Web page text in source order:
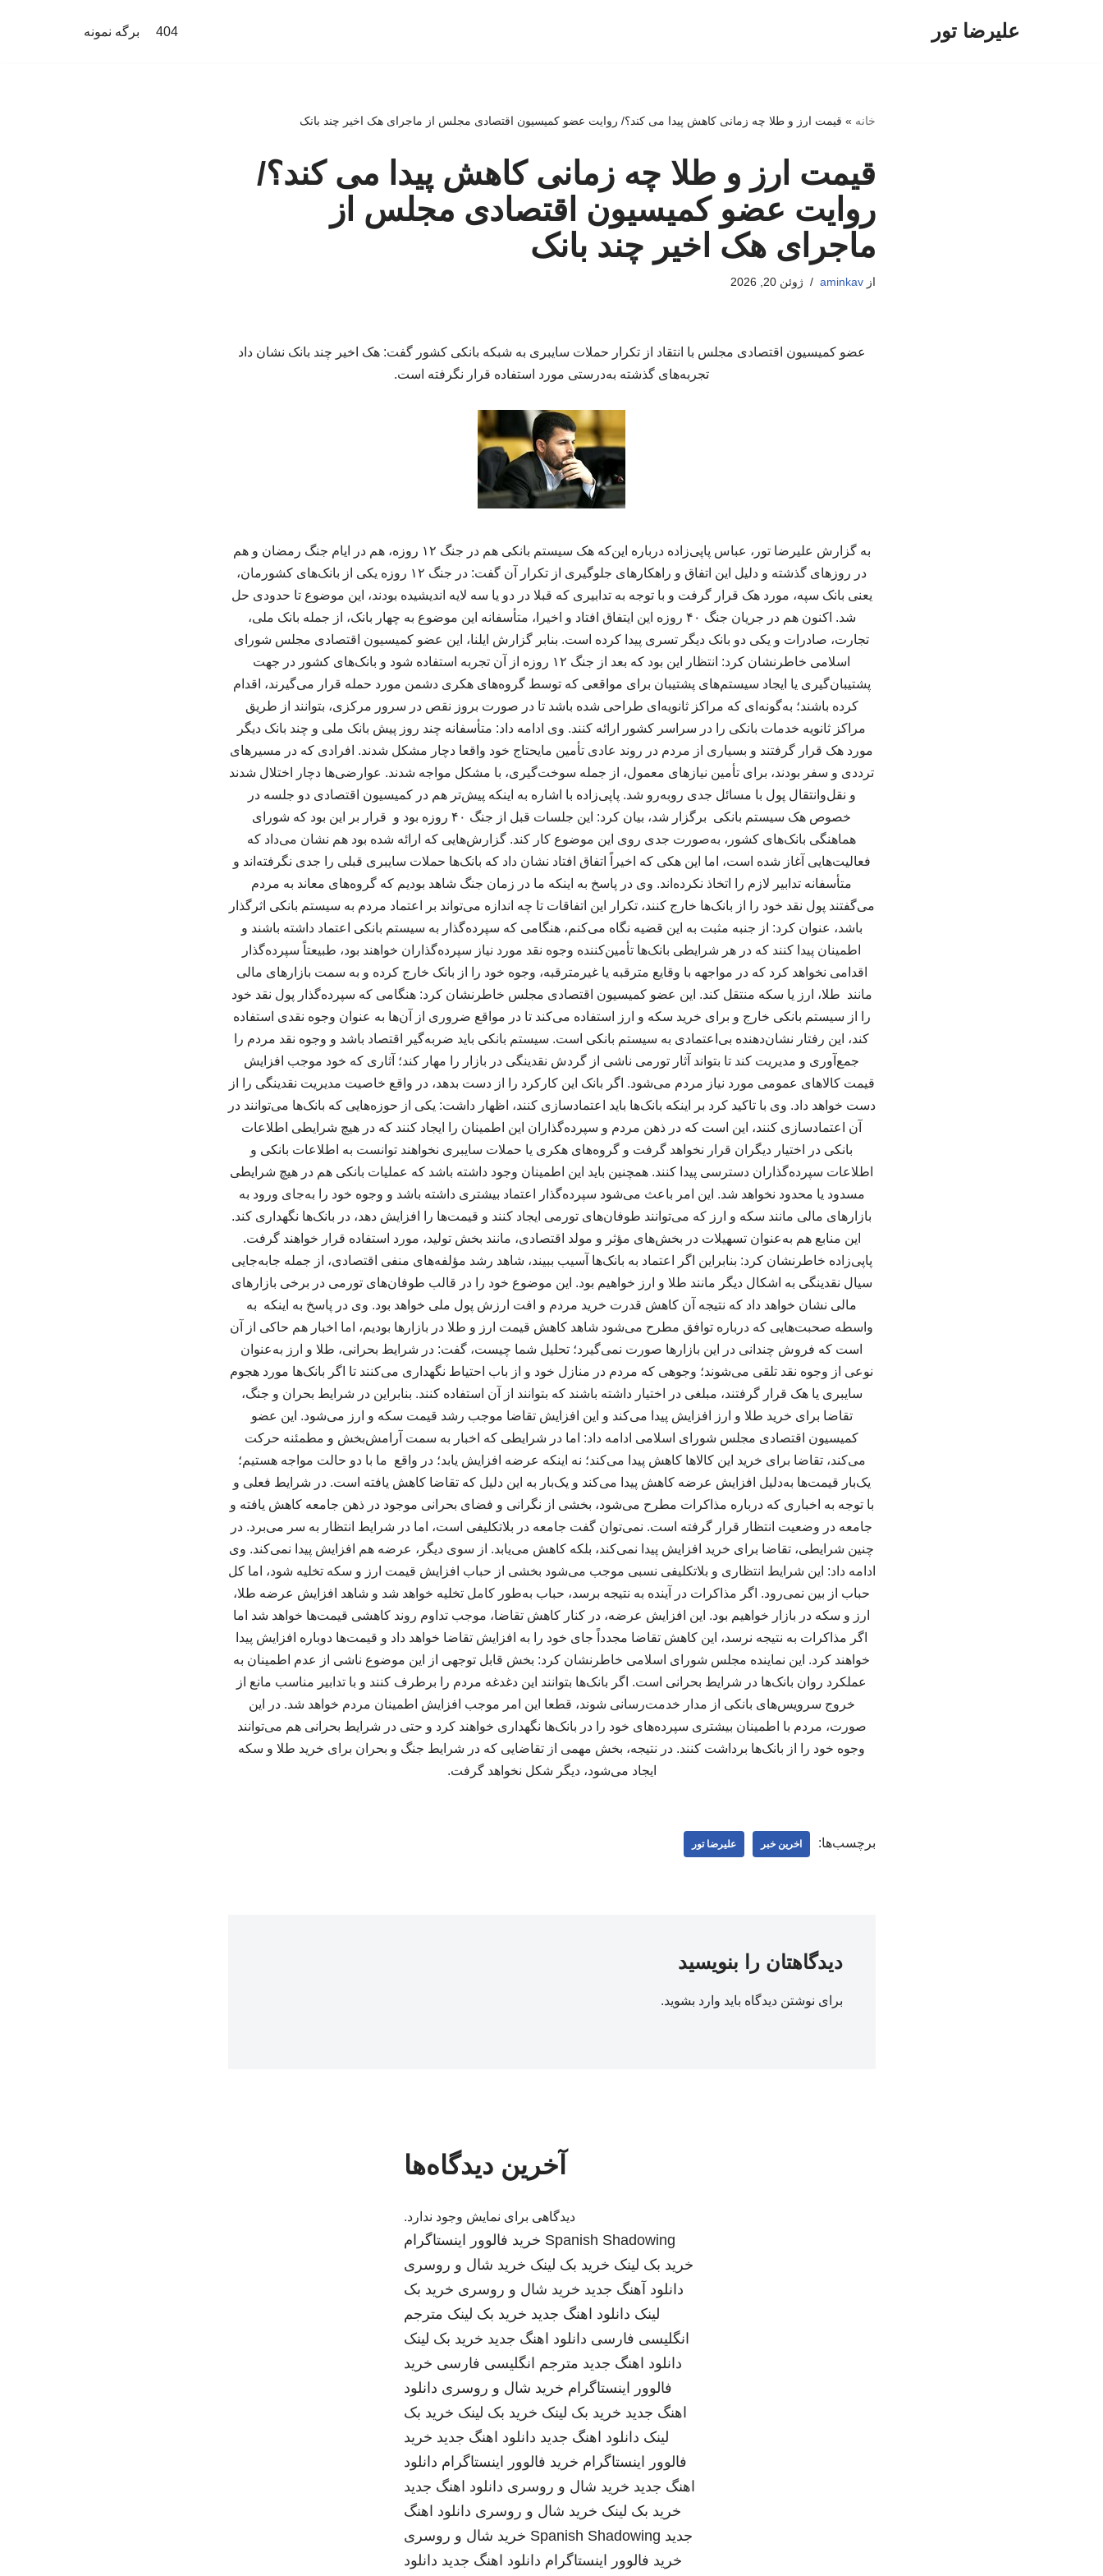
علیرضا تور 404 برگه نمونه
خانه » قیمت ارز و طلا چه زمانی کاهش پیدا می کند؟/ روایت عضو کمیسیون اقتصادی مجلس از ماجرای هک اخیر چند بانک
قیمت ارز و طلا چه زمانی کاهش پیدا می کند؟/
روایت عضو کمیسیون اقتصادی مجلس از
ماجرای هک اخیر چند بانک
ازaminkav ژوئن 20, 2026
عضو کمیسیون اقتصادی مجلس با انتقاد از تکرار حملات سایبری به شبکه بانکی کشور گفت: هک اخیر چند بانک نشان داد
تجربه‌های گذشته به‌درستی مورد استفاده قرار نگرفته است.
به گزارش علیرضا تور، عباس پاپی‌زاده درباره این‌که هک سیستم بانکی هم در جنگ ۱۲ روزه، هم در ایام جنگ رمضان و هم
در روزهای گذشته و دلیل این اتفاق و راهکارهای جلوگیری از تکرار آن گفت: در جنگ ۱۲ روزه یکی از بانک‌های کشورمان،
یعنی بانک سپه، مورد هک قرار گرفت و با توجه به تدابیری که قبلا در دو یا سه لایه اندیشیده بودند، این موضوع تا حدودی حل
شد. اکنون هم در جریان جنگ ۴۰ روزه این ایتفاق افتاد و اخیرا، متأسفانه این موضوع به چهار بانک، از جمله بانک ملی،
تجارت، صادرات و یکی دو بانک دیگر تسری پیدا کرده است. بنابر گزارش ایلنا، این عضو کمیسیون اقتصادی مجلس شورای
اسلامی خاطرنشان کرد: انتظار این بود که بعد از جنگ ۱۲ روزه از آن تجربه استفاده شود و بانک‌های کشور در جهت
پشتیبان‌گیری یا ایجاد سیستم‌های پشتیبان برای مواقعی که توسط گروه‌های هکری دشمن مورد حمله قرار می‌گیرند، اقدام
کرده باشند؛ به‌گونه‌ای که مراکز ثانویه‌ای طراحی شده باشد تا در صورت بروز نقص در سرور مرکزی، بتوانند از طریق
مراکز ثانویه خدمات بانکی را در سراسر کشور ارائه کنند. وی ادامه داد: متأسفانه چند روز پیش بانک ملی و چند بانک دیگر
مورد هک قرار گرفتند و بسیاری از مردم در روند عادی تأمین مایحتاج خود واقعا دچار مشکل شدند. افرادی که در مسیرهای
ترددی و سفر بودند، برای تأمین نیازهای معمول، از جمله سوخت‌گیری، با مشکل مواجه شدند. عوارضی‌ها دچار اختلال شدند
و نقل‌وانتقال پول با مسائل جدی روبه‌رو شد. پاپی‌زاده با اشاره به اینکه پیش‌تر هم در کمیسیون اقتصادی دو جلسه در
خصوص هک سیستم بانکی برگزار شد، بیان کرد: این جلسات قبل از جنگ ۴۰ روزه بود و قرار بر این بود که شورای
هماهنگی بانک‌های کشور، به‌صورت جدی روی این موضوع کار کند. گزارش‌هایی که ارائه شده بود هم نشان می‌داد که
فعالیت‌هایی آغاز شده است، اما این هکی که اخیراً اتفاق افتاد نشان داد که بانک‌ها حملات سایبری قبلی را جدی نگرفته‌اند و
متأسفانه تدابیر لازم را اتخاذ نکرده‌اند. وی در پاسخ به اینکه ما در زمان جنگ شاهد بودیم که گروه‌های معاند به مردم
می‌گفتند پول نقد خود را از بانک‌ها خارج کنند، تکرار این اتفاقات تا چه اندازه می‌تواند بر اعتماد مردم به سیستم بانکی اثرگذار
باشد، عنوان کرد: از جنبه مثبت به این قضیه نگاه می‌کنم، هنگامی که سپرده‌گذار به سیستم بانکی اعتماد داشته باشند و
اطمینان پیدا کنند که در هر شرایطی بانک‌ها تأمین‌کننده وجوه نقد مورد نیاز سپرده‌گذاران خواهند بود، طبیعتاً سپرده‌گذار
اقدامی نخواهد کرد که در مواجهه با وقایع مترقبه یا غیرمترقبه، وجوه خود را از بانک خارج کرده و به سمت بازارهای مالی
مانند طلا، ارز یا سکه منتقل کند. این عضو کمیسیون اقتصادی مجلس خاطرنشان کرد: هنگامی که سپرده‌گذار پول نقد خود
را از سیستم بانکی خارج و برای خرید سکه و ارز استفاده می‌کند تا در مواقع ضروری از آن‌ها به عنوان وجوه نقدی استفاده
کند، این رفتار نشان‌دهنده بی‌اعتمادی به سیستم بانکی است. سیستم بانکی باید ضربه‌گیر اقتصاد باشد و وجوه نقد مردم را
جمع‌آوری و مدیریت کند تا بتواند آثار تورمی ناشی از گردش نقدینگی در بازار را مهار کند؛ آثاری که خود موجب افزایش
قیمت کالاهای عمومی مورد نیاز مردم می‌شود. اگر بانک این کارکرد را از دست بدهد، در واقع خاصیت مدیریت نقدینگی را از
دست خواهد داد. وی با تاکید کرد بر اینکه بانک‌ها باید اعتمادسازی کنند، اظهار داشت: یکی از حوزه‌هایی که بانک‌ها می‌توانند در
آن اعتمادسازی کنند، این است که در ذهن مردم و سپرده‌گذاران این اطمینان را ایجاد کنند که در هیچ شرایطی اطلاعات
بانکی در اختیار دیگران قرار نخواهد گرفت و گروه‌های هکری یا حملات سایبری نخواهند توانست به اطلاعات بانکی و
اطلاعات سپرده‌گذاران دسترسی پیدا کنند. همچنین باید این اطمینان وجود داشته باشد که عملیات بانکی هم در هیچ شرایطی
مسدود یا محدود نخواهد شد. این امر باعث می‌شود سپرده‌گذار اعتماد بیشتری داشته باشد و وجوه خود را به‌جای ورود به
بازارهای مالی مانند سکه و ارز که می‌توانند طوفان‌های تورمی ایجاد کنند و قیمت‌ها را افزایش دهد، در بانک‌ها نگهداری کند.
این منابع هم به‌عنوان تسهیلات در بخش‌های مؤثر و مولد اقتصادی، مانند بخش تولید، مورد استفاده قرار خواهند گرفت.
پاپی‌زاده خاطرنشان کرد: بنابراین اگر اعتماد به بانک‌ها آسیب ببیند، شاهد رشد مؤلفه‌های منفی اقتصادی، از جمله جابه‌جایی
سیال نقدینگی به اشکال دیگر مانند طلا و ارز خواهیم بود. این موضوع خود را در قالب طوفان‌های تورمی در برخی بازارهای
مالی نشان خواهد داد که نتیجه آن کاهش قدرت خرید مردم و افت ارزش پول ملی خواهد بود. وی در پاسخ به اینکه به
واسطه صحبت‌هایی که درباره توافق مطرح می‌شود شاهد کاهش قیمت ارز و طلا در بازارها بودیم، اما اخبار هم حاکی از آن
است که فروش چندانی در این بازارها صورت نمی‌گیرد؛ تحلیل شما چیست، گفت: در شرایط بحرانی، طلا و ارز به‌عنوان
نوعی از وجوه نقد تلقی می‌شوند؛ وجوهی که مردم در منازل خود و از باب احتیاط نگهداری می‌کنند تا اگر بانک‌ها مورد هجوم
سایبری یا هک قرار گرفتند، مبلغی در اختیار داشته باشند که بتوانند از آن استفاده کنند. بنابراین در شرایط بحران و جنگ،
تقاضا برای خرید طلا و ارز افزایش پیدا می‌کند و این افزایش تقاضا موجب رشد قیمت سکه و ارز می‌شود. این عضو
کمیسیون اقتصادی مجلس شورای اسلامی ادامه داد: اما در شرایطی که اخبار به سمت آرامش‌بخش و مطمئنه حرکت
می‌کند، تقاضا برای خرید این کالاها کاهش پیدا می‌کند؛ نه اینکه عرضه افزایش یابد؛ در واقع ما با دو حالت مواجه هستیم؛
یک‌بار قیمت‌ها به‌دلیل افزایش عرضه کاهش پیدا می‌کند و یک‌بار به این دلیل که تقاضا کاهش یافته است. در شرایط فعلی و
با توجه به اخباری که درباره مذاکرات مطرح می‌شود، بخشی از نگرانی و فضای بحرانی موجود در ذهن جامعه کاهش یافته و
جامعه در وضعیت انتظار قرار گرفته است. نمی‌توان گفت جامعه در بلاتکلیفی است، اما در شرایط انتظار به سر می‌برد. در
چنین شرایطی، تقاضا برای خرید افزایش پیدا نمی‌کند، بلکه کاهش می‌یابد. از سوی دیگر، عرضه هم افزایش پیدا نمی‌کند. وی
ادامه داد: این شرایط انتظاری و بلاتکلیفی نسبی موجب می‌شود بخشی از حباب افزایش قیمت ارز و سکه تخلیه شود، اما کل
حباب از بین نمی‌رود. اگر مذاکرات در آینده به نتیجه برسد، حباب به‌طور کامل تخلیه خواهد شد و شاهد افزایش عرضه طلا،
ارز و سکه در بازار خواهیم بود. این افزایش عرضه، در کنار کاهش تقاضا، موجب تداوم روند کاهشی قیمت‌ها خواهد شد اما
اگر مذاکرات به نتیجه نرسد، این کاهش تقاضا مجدداً جای خود را به افزایش تقاضا خواهد داد و قیمت‌ها دوباره افزایش پیدا
خواهند کرد. این نماینده مجلس شورای اسلامی خاطرنشان کرد: بخش قابل توجهی از این موضوع ناشی از عدم اطمینان به
عملکرد روان بانک‌ها در شرایط بحرانی است. اگر بانک‌ها بتوانند این دغدغه مردم را برطرف کنند و با تدابیر مناسب مانع از
خروج سرویس‌های بانکی از مدار خدمت‌رسانی شوند، قطعا این امر موجب افزایش اطمینان مردم خواهد شد. در این
صورت، مردم با اطمینان بیشتری سپرده‌های خود را در بانک‌ها نگهداری خواهند کرد و حتی در شرایط بحرانی هم می‌توانند
وجوه خود را از بانک‌ها برداشت کنند. در نتیجه، بخش مهمی از تقاضایی که در شرایط جنگ و بحران برای خرید طلا و سکه
ایجاد می‌شود، دیگر شکل نخواهد گرفت.
برچسب‌ها: اخرین خبر علیرضا تور
دیدگاهتان را بنویسید
برای نوشتن دیدگاه باید وارد بشوید.
آخرین دیدگاه‌ها
دیدگاهی برای نمایش وجود ندارد.
Spanish Shadowing خرید فالوور اینستاگرام
خرید بک لینک خرید بک لینک خرید شال و روسری
دانلود آهنگ جدید خرید شال و روسری خرید بک
لینک دانلود اهنگ جدید خرید بک لینک مترجم
انگلیسی فارسی دانلود اهنگ جدید خرید بک لینک
دانلود اهنگ جدید مترجم انگلیسی فارسی خرید
فالوور اینستاگرام خرید شال و روسری دانلود
اهنگ جدید خرید بک لینک خرید بک لینک خرید بک
لینک دانلود اهنگ جدید دانلود اهنگ جدید خرید
فالوور اینستاگرام خرید فالوور اینستاگرام دانلود
اهنگ جدید خرید شال و روسری دانلود اهنگ جدید
خرید بک لینک خرید شال و روسری دانلود اهنگ
جدید Spanish Shadowing خرید شال و روسری
خرید فالوور اینستاگرام دانلود اهنگ جدید دانلود